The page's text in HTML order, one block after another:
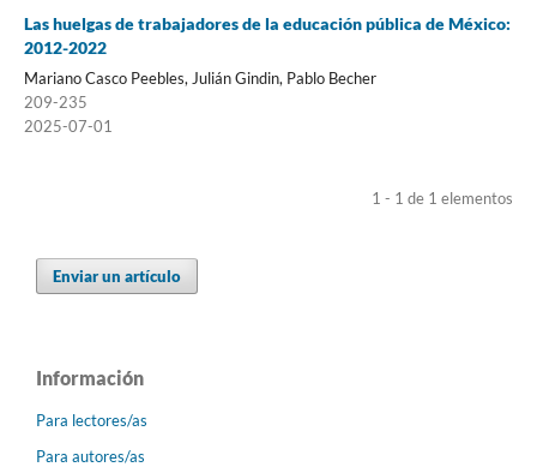
Las huelgas de trabajadores de la educación pública de México:
2012-2022
Mariano Casco Peebles, Julián Gindin, Pablo Becher
209-235
2025-07-01
1 - 1 de 1 elementos
Enviar un artículo
Información
Para lectores/as
Para autores/as